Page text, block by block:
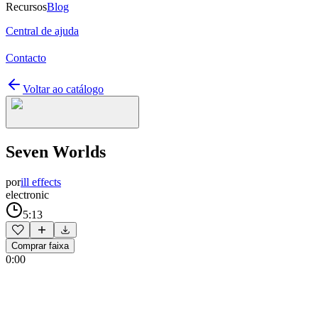
RecursosBlog
Central de ajuda
Contacto
Voltar ao catálogo
Seven Worlds
porill effects
electronic
5:13
Comprar faixa
0:00